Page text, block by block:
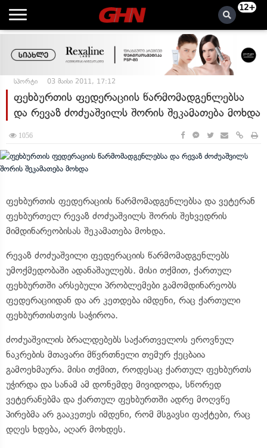
12+
სპორტი 03 მაისი 2011, 17:12
ფეხბურთის ფედერაციის წარმომადგენლებსა
და რევაზ ძოძუაშვილს შორის შეკამათება მოხდა
1056
ფეხბურთის ფედერაციის წარმომადგენლებსა და ვეტერან
ფეხბურთელ რევაზ ძოძუაშვილს შორის შეხვედრის
მიმდინარეობისას შეკამათება მოხდა.
რევაზ ძოძუაშვილი ფედერაციის წარმომადგენლებს
უმოქმედობაში ადანაშაულებს. მისი თქმით, ქართულ
ფეხბურთში არსებული პრობლემები გამომდინარეობს
ფედერაციიდან და არ კეთდება იმდენი, რაც ქართული
ფეხბურთისთვის საჭიროა.
ძოძუაშვილის ბრალდებებს საქართველოს ეროვნულ
ნაკრების მთავარი მწვრთნელი თემურ ქეცბაია
გამოეხმაურა. მისი თქმით, როდესაც ქართულ ფეხბურთს
უჭირდა და სანამ ამ დონემდე მივიდოდა, სწორედ
ვეტერანებმა და ქართულ ფეხბურთში ადრე მოღვწე
პირებმა არ გააკეთეს იმდენი, რომ მსგავსი ფაქტები, რაც
დღეს ხდება, აღარ მოხდეს.